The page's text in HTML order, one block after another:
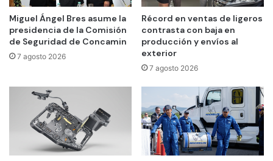
Miguel Ángel Bres asume la
presidencia de la Comisión
de Seguridad de Concamin
7 agosto 2026
Récord en ventas de ligeros
contrasta con baja en
producción y envíos al
exterior
7 agosto 2026